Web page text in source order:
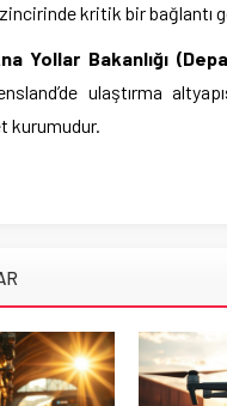
kritik bir bağlantı
Yollar Bakanlığı
ulaştırma
kurumudur.